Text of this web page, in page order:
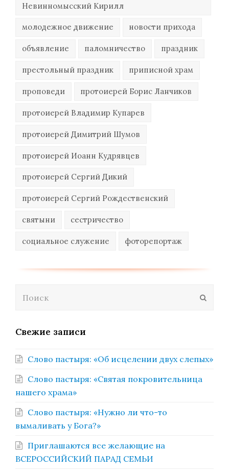
Невинномысский Кирилл
молодежное движение новости прихода
объявление паломничество праздник
престольный праздник приписной храм
проповеди протоиерей Борис Ланчиков
протоиерей Владимир Купарев
протоиерей Димитрий Шумов
протоиерей Иоанн Кудрявцев
протоиерей Сергий Дикий
протоиерей Сергий Рождественский
святыни сестричество
социальное служение фоторепортаж
Свежие записи
Слово пастыря: «Об исцелении двух слепых»
Слово пастыря: «Святая покровительница
нашего храма»
Слово пастыря: «Нужно ли что-то
вымаливать у Бога?»
Приглашаются все желающие на
ВСЕРОССИЙСКИЙ ПАРАД СЕМЬИ